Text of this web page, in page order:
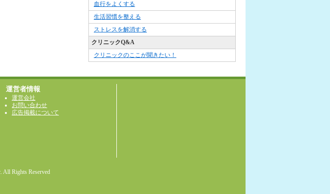
血行をよくする
生活習慣を整える
ストレスを解消する
クリニックQ&A
クリニックのここが聞きたい！
運営者情報
運営会社
お問い合わせ
広告掲載について
All Rights Reserved